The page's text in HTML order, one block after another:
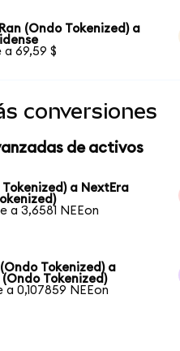
(Ondo Tokenized) a
a 69,59 $
conversiones
de activos
Tokenized) a NextEra
a 3,6581 NEEon
Tokenized) a
(Ondo Tokenized)
a 0,107859 NEEon